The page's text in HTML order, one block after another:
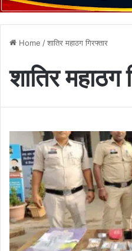
Home /शातिर महाठग गिरफ्तार
शातिर महाठग